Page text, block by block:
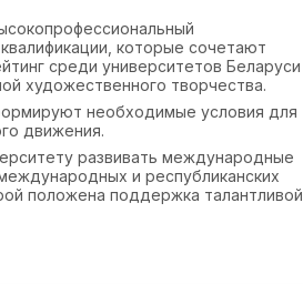
которые сочетают
среди университетов Беларуси
художественного творчества.
необходимые условия для
движения.
развивать международные
и республиканских
положена поддержка талантливой